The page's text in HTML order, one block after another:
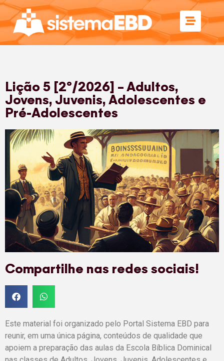
Lição 5 [2º/2026] – Adultos,
Jovens, Juvenis, Adolescentes e
Pré-Adolescentes
Compartilhe nas redes sociais!
Este material foi organizado pelo Portal Sistema EBD para
reunir, em uma única página, conteúdos de qualidade que
apoiem a preparação das aulas da Escola Bíblica Dominical